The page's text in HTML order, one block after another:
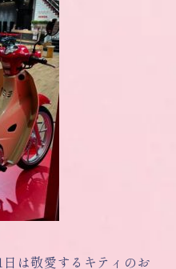
は敬愛するキティのお